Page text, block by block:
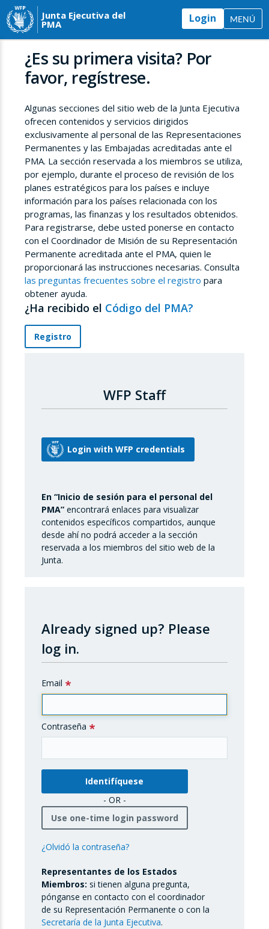
Junta Ejecutiva del
PMA Login MENÚ
¿Es su primera visita? Por
favor, regístrese.
Algunas secciones del sitio web de la Junta Ejecutiva
ofrecen contenidos y servicios dirigidos
exclusivamente al personal de las Representaciones
Permanentes y las Embajadas acreditadas ante el
PMA. La sección reservada a los miembros se utiliza,
por ejemplo, durante el proceso de revisión de los
planes estratégicos para los países e incluye
información para los países relacionada con los
programas, las finanzas y los resultados obtenidos.
Para registrarse, debe usted ponerse en contacto
con el Coordinador de Misión de su Representación
Permanente acreditada ante el PMA, quien le
proporcionará las instrucciones necesarias. Consulta
las preguntas frecuentes sobre el registro para
obtener ayuda.
¿Ha recibido el Código del PMA?
Registro
WFP Staff
En “Inicio de sesión para el personal del
PMA” encontrará enlaces para visualizar
contenidos específicos compartidos, aunque
desde ahí no podrá acceder a la sección
reservada a los miembros del sitio web de la
Junta.
Already signed up? Please
log in.
Email
Contraseña
- OR -
Use one-time login password
¿Olvidó la contraseña?
Representantes de los Estados
Miembros: si tienen alguna pregunta,
pónganse en contacto con el coordinador
de su Representación Permanente o con la
Secretaría de la Junta Ejecutiva.